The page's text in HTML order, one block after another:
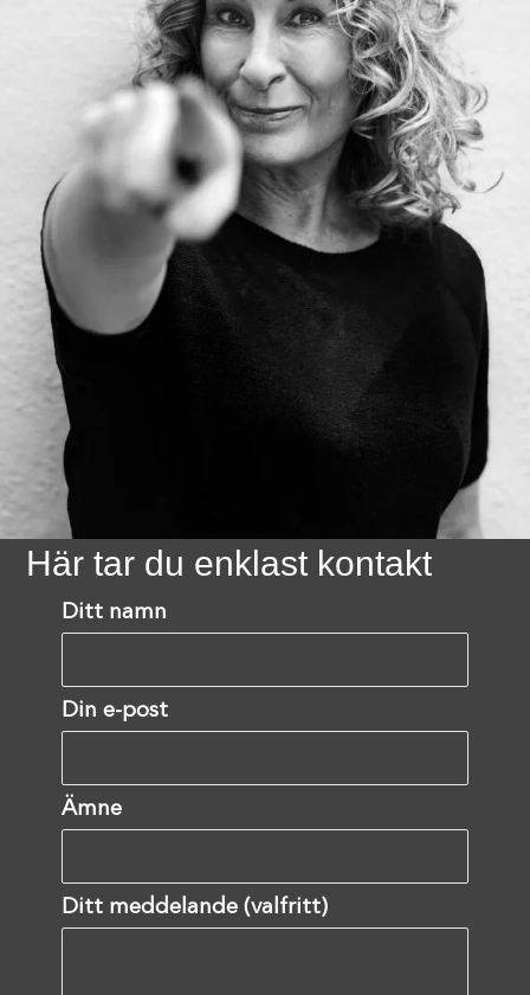
Här tar du enklast kontakt
Ditt namn
Din e-post
Ämne
Ditt meddelande (valfritt)